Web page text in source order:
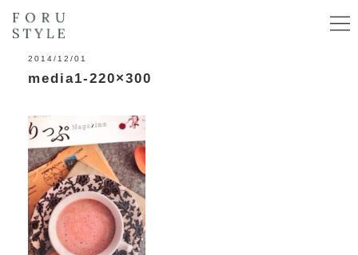
2014/12/01
media1-220×300